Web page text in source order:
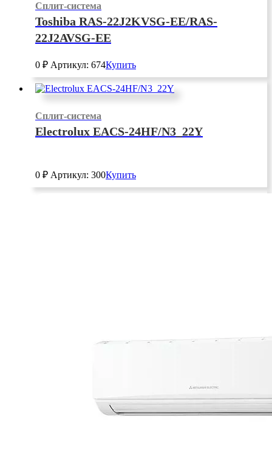
Сплит-система
Toshiba RAS-22J2KVSG-EE/RAS-
22J2AVSG-EE
0 ₽ Артикул: 674Купить
Сплит-система
Electrolux EACS-24HF/N3_22Y
0 ₽ Артикул: 300Купить